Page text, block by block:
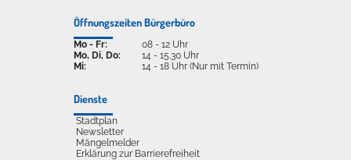
Öffnungszeiten Bürgerbüro
Mo - Fr:
Mo, Di, Do:
Mi:
08 - 12 Uhr
14 - 15.30 Uhr
14 - 18 Uhr (Nur mit Termin)
Dienste
Stadtplan
Newsletter
Mängelmelder
Erklärung zur Barrierefreiheit